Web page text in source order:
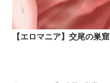
【エロマニア】交尾の巣窟